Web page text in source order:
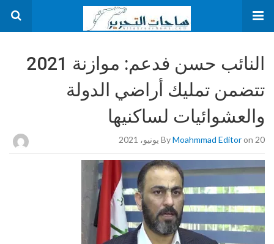
النائب حسن فدعم: موازنة 2021
تتضمن تمليك أراضي الدولة
والعشوائيات لساكنيها
ByMoahmmad Editoron 20 يونيو، 2021